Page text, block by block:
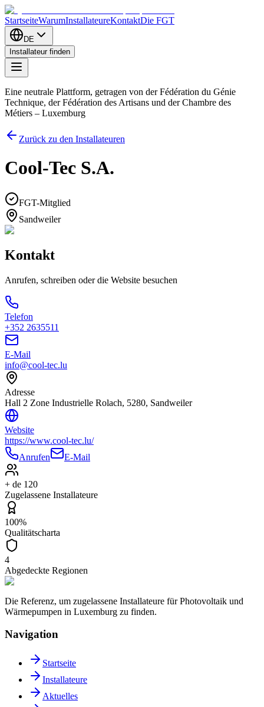
StartseiteWarumInstallateureKontaktDie FGT
DE
Installateur finden
Eine neutrale Plattform, getragen von der Fédération du Génie
Technique, der Fédération des Artisans und der Chambre des
Métiers – Luxemburg
Zurück zu den Installateuren
Cool-Tec S.A.
FGT-Mitglied
Sandweiler
Kontakt
Anrufen, schreiben oder die Website besuchen
Telefon
+352 2635511
E-Mail
info@cool-tec.lu
Adresse
Hall 2 Zone Industrielle Rolach, 5280, Sandweiler
Website
https://www.cool-tec.lu/
Anrufen
E-Mail
+ de 120
Zugelassene Installateure
100%
Qualitätscharta
4
Abgedeckte Regionen
Die Referenz, um zugelassene Installateure für Photovoltaik und
Wärmepumpen in Luxemburg zu finden.
Navigation
Startseite
Installateure
Aktuelles